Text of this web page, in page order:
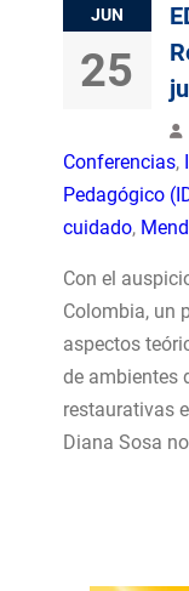
JUN
25
Conferencias,
Pedagógico
cuidado,
Con el
Colombia, un
aspectos
de ambientes
restaurativas
Diana Sosa